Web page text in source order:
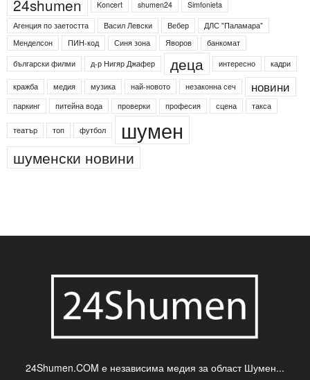
24shumen Koncert shumen24
Simfonieta
Агенция по заетостта
Васил Левски Вебер
ДЛС "Паламара"
Менделсон
ПИН-код Синя зона Яворов
банкомат
български филми
д-р Нигяр Джафер деца интересно кадри
кражба медия музика най-новото незаконна сеч новини
паркинг питейна вода проверки професия сцена такса
театър топ футбол шумен
шуменски новини
24Shumen.COM е независима медия за област Шумен...